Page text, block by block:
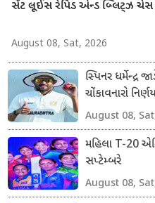
સેંટ લૂઈસ રેપિડ એન્ડ બ્લિટ્ઝ ચેસ
August 08, Sat, 2026
સ્પિનર ધર્મેન્દ્ર
ચોંકાવનારો
ડોમેસ્ટિક ક્રિકેટ
August 08,
મહિલા T-20
સપ્ટેમ્બરે
August 08,